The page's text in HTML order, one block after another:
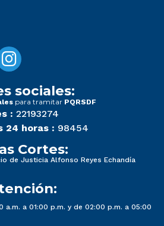
sociales:
para tramitar PQRSDF
: 22193274
24 horas : 98454
Cortes:
de Justicia Alfonso Reyes Echandía
a.m. a 01:00 p.m. y de 02:00 p.m. a 05:00